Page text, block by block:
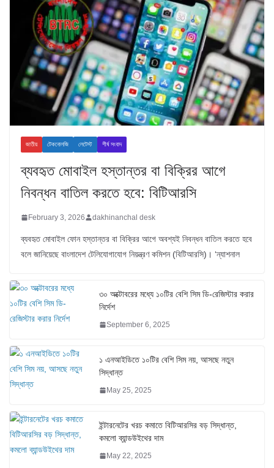
জাতীয় টেকনোলজি লেটেস্ট শীর্ষ সংবাদ
ব্যবহৃত মোবাইল হস্তান্তর বা বিক্রির আগে
নিবন্ধন বাতিল করতে হবে: বিটিআরসি
February 3, 2026 dakhinanchal desk
ব্যবহৃত মোবাইল ফোন হস্তান্তর বা বিক্রির আগে অবশ্যই নিবন্ধন বাতিল করতে হবে
বলে জানিয়েছে বাংলাদেশ টেলিযোগাযোগ নিয়ন্ত্রণ কমিশন (বিটিআরসি)। ‘ন্যাশনাল
৩০ অক্টোবরের মধ্যে ১০টির বেশি সিম ডি-রেজিস্টার করার
নির্দেশ
September 6, 2025
১ এনআইডিতে ১০টির বেশি সিম নয়, আসছে নতুন
সিদ্ধান্ত
May 25, 2025
ইন্টারনেটের খরচ কমাতে বিটিআরসির বড় সিদ্ধান্ত,
কমলো ব্যান্ডউইথের দাম
May 22, 2025